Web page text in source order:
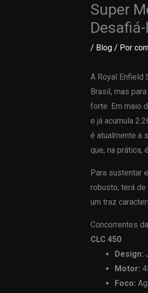
Super
/ Blog/ Por
A Royal Enfield
Brasil, mas
forte. Em maio
e já acumula
é atualmente a
que, na prática,
Para sustentar
robusto, terá
um traz
Concorrentes
CLC 450
Design:
Motor:
Foco: